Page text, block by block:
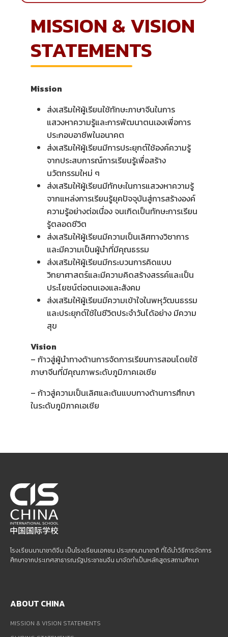
MISSION & VISION
STATEMENTS
Mission
ส่งเสริมให้ผู้เรียนใช้ทักษะภาษาจีนในการ
แสวงหาความรู้และการพัฒนาตนเองเพื่อการ
ประกอบอาชีพในอนาคต
ส่งเสริมให้ผู้เรียนมีการประยุกต์ใช้องค์ความรู้
จากประสบการณ์การเรียนรู้เพื่อสร้าง
นวัตกรรมใหม่ ๆ
ส่งเสริมให้ผู้เรียนมีทักษะในการแสวงหาความรู้
จากแหล่งการเรียนรู้ยุคปัจจุบันสู่การสร้างองค์
ความรู้อย่างต่อเนื่อง จนเกิดเป็นทักษะการเรียน
รู้ตลอดชีวิต
ส่งเสริมให้ผู้เรียนมีความเป็นเลิศทางวิชาการ
และมีความเป็นผู้นำที่มีคุณธรรม
ส่งเสริมให้ผู้เรียนมีกระบวนการคิดแบบ
วิทยาศาสตร์และมีความคิดสร้างสรรค์และเป็น
ประโยชน์ต่อตนเองและสังคม
ส่งเสริมให้ผู้เรียนมีความเข้าใจในพหุวัฒนธรรม
และประยุกต์ใช้ในชีวิตประจำวันได้อย่าง มีความ
สุข
Vision
– ก้าวสู่ผู้นำทางด้านการจัดการเรียนการสอนโดยใช้
ภาษาจีนที่มีคุณภาพระดับภูมิภาคเอเชีย
– ก้าวสู่ความเป็นเลิศและต้นแบบทางด้านการศึกษา
ในระดับภูมิภาคเอเชีย
โรงเรียนนานาชาติจีน เป็นโรงเรียนเอกชน ประเภทนานาชาติ ที่ได้นำวิธีการจัดการ
ศึกษาจากประเทศสาธารณรัฐประชาชนจีน มาจัดทำเป็นหลักสูตรสถานศึกษา
ABOUT CHINA
MISSION & VISION STATEMENTS